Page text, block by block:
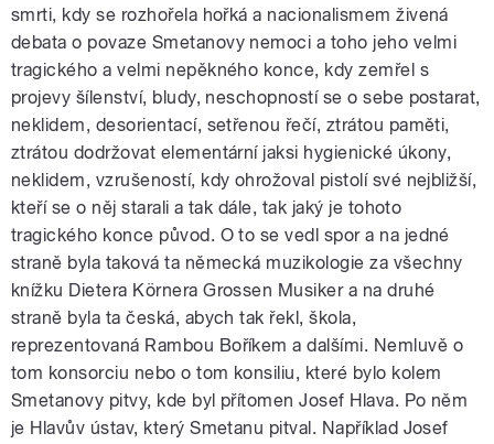
smrti, kdy se rozhořela hořká a nacionalismem živená
debata o povaze Smetanovy nemoci a toho jeho velmi
tragického a velmi nepěkného konce, kdy zemřel s
projevy šílenství, bludy, neschopností se o sebe postarat,
neklidem, desorientací, setřenou řečí, ztrátou paměti,
ztrátou dodržovat elementární jaksi hygienické úkony,
neklidem, vzrušeností, kdy ohrožoval pistolí své nejbližší,
kteří se o něj starali a tak dále, tak jaký je tohoto
tragického konce původ. O to se vedl spor a na jedné
straně byla taková ta německá muzikologie za všechny
knížku Dietera Körnera Grossen Musiker a na druhé
straně byla ta česká, abych tak řekl, škola,
reprezentovaná Rambou Boříkem a dalšími. Nemluvě o
tom konsorciu nebo o tom konsiliu, které bylo kolem
Smetanovy pitvy, kde byl přítomen Josef Hlava. Po něm
je Hlavův ústav, který Smetanu pitval. Například Josef